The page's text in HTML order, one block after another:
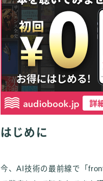
はじめに
今、AI技術の最前線で「